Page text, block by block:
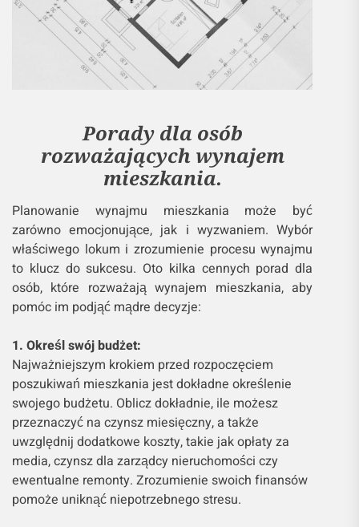
Porady dla osób
rozważających wynajem
mieszkania.
Planowanie wynajmu mieszkania może być
zarówno emocjonujące, jak i wyzwaniem. Wybór
właściwego lokum i zrozumienie procesu wynajmu
to klucz do sukcesu. Oto kilka cennych porad dla
osób, które rozważają wynajem mieszkania, aby
pomóc im podjąć mądre decyzje:
1. Określ swój budżet:
Najważniejszym krokiem przed rozpoczęciem
poszukiwań mieszkania jest dokładne określenie
swojego budżetu. Oblicz dokładnie, ile możesz
przeznaczyć na czynsz miesięczny, a także
uwzględnij dodatkowe koszty, takie jak opłaty za
media, czynsz dla zarządcy nieruchomości czy
ewentualne remonty. Zrozumienie swoich finansów
pomoże uniknąć niepotrzebnego stresu.